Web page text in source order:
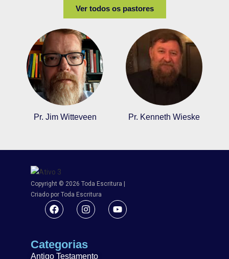
Ver todos os pastores
Pr. Jim Witteveen Pr. Kenneth Wieske
Copyright © 2026 Toda Escritura |
Criado por Toda Escritura
Categorias
Antigo Testamento